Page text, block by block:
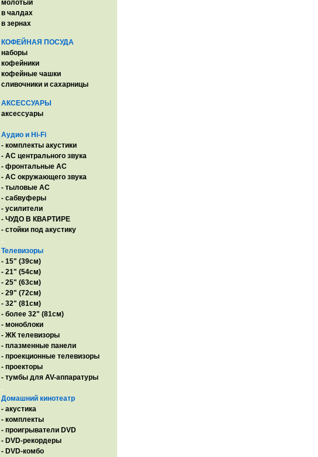
молотый
в чалдах
в зернах
КОФЕЙНАЯ ПОСУДА
наборы
кофейники
кофейные чашки
сливочники и сахарницы
АКСЕССУАРЫ
аксессуары
Аудио и Hi-Fi
- комплекты акустики
- AC центрального звука
- фронтальные АС
- АС окружающего звука
- тыловые АС
- сабвуферы
- усилители
- ЧУДО В КВАРТИРЕ
- стойки под акустику
.
Телевизоры
- 15" (39см)
- 21" (54см)
- 25" (63см)
- 29" (72см)
- 32" (81см)
- более 32" (81см)
- моноблоки
- ЖК телевизоры
- плазменные панели
- проекционные телевизоры
- проекторы
- тумбы для AV-аппаратуры
.
Домашний кинотеатр
- акустика
- комплекты
- проигрыватели DVD
- DVD-рекордеры
- DVD-комбо